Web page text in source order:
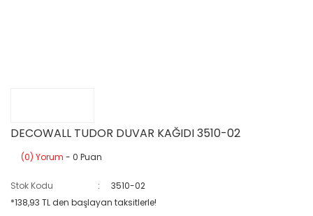
DECOWALL TUDOR DUVAR KAĞIDI 3510-02
(0) Yorum - 0 Puan
Stok Kodu
3510-02
*138,93 TL den başlayan taksitlerle!